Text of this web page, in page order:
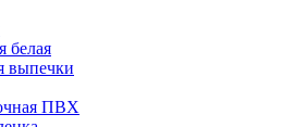
белая
выпечки
ПВХ